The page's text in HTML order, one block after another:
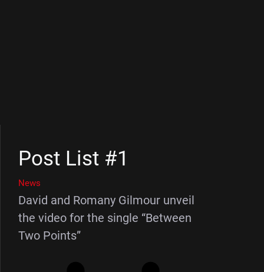
Post List #1
News
David and Romany Gilmour unveil
the video for the single “Between
Two Points”